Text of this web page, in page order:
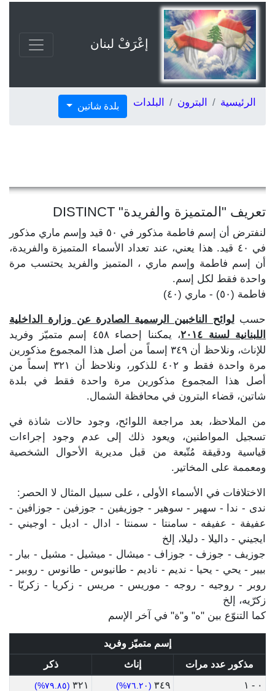
إعْرَفْ لبنان
الرئيسية البترون البلدات بلدة شاتين
تعريف "المتميزة والفريدة" DISTINCT
لنفترض أن إسم فاطمة مذكور في ٥٠ قيد وإسم ماري مذكور
في ٤٠ قيد. هذا يعني، عند تعداد الأسماء المتميزة والفريدة،
أن إسم فاطمة وإسم ماري ، المتميز والفريد يحتسب مرة
واحدة فقط لكل إسم.
فاطمة (٥٠) - ماري (٤٠)
حسبلوائح الناخبين الرسمية الصادرة عن وزارة الداخلية
اللبنانية لسنة ٢٠١٤
، يمكننا إحصاء ٤٥٨ إسم متميّز وفريد
للإناث، ونلاحظ أن ٣٤٩ إسماً من أصل هذا المجموع مذكورين
مرة واحدة فقط و ٤٠٢ للذكور، ونلاحظ أن ٣٢١ إسماً من
أصل هذا المجموع مذكورين مرة واحدة فقط في بلدة
شاتين، قضاء البترون في محافظة الشمال.
من الملاحظ، بعد مراجعة اللوائح، وجود حالات شاذة في
تسجيل المواطنين، ويعود ذلك إلى عدم وجود إجراءات
قياسية ودقيقة مُتّبعة من قبل مديرية الأحوال الشخصية
ومعممة على المخاتير.
الاختلافات في الأسماء الأولى ، على سبيل المثال لا الحصر:
ندى - ندا - سهير - سوهير - جوزيفين - جوزفين - جوزافين -
عفيفة - عفيفه - سامنتا - سمنتا - ادال - اديل - اوجيني -
ايجيني - داليلا - دليلا، إلخ
جوزيف - جوزف - جوزاف - ميشال - ميشيل - مشيل - بيار -
بيير - يحي - يحيا - نديم - ناديم - طانيوس - طانوس - روبير -
روبر - روجيه - روجه - موريس - مريس - زكريا - زكريّا -
زكرّيه، إلخ
كما التنوّع بين "ه" و"ة" في آخر الإسم
إسم متميّز وفريد
مذكور عدد مرات
إناث
ذكر
٠ - ١
٣٤٩ (٧٦.٢٠%) ٣٢١ (٧٩.٨٥%)